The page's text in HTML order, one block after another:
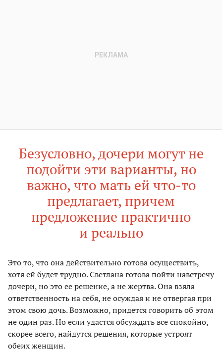
Безусловно, дочери могут не
подойти эти варианты, но
важно, что мать ей что-то
предлагает, причем
предложение практично
и реально
Это то, что она действительно готова осуществить,
хотя ей будет трудно. Светлана готова пойти навстречу
дочери, но это ее решение, а не жертва. Она взяла
ответственность на себя, не осуждая и не отвергая при
этом свою дочь. Возможно, придется говорить об этом
не один раз. Но если удастся обсуждать все спокойно,
скорее всего, найдутся решения, которые устроят
обеих женщин.